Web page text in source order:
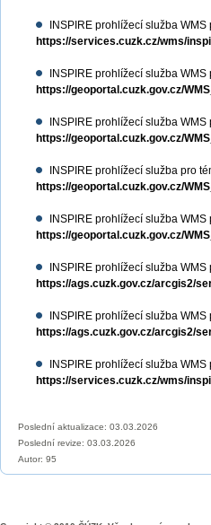
INSPIRE prohlížecí služba
https://services.cuzk.cz/wms/
INSPIRE prohlížecí služba
https://geoportal.cuzk.gov.cz/
INSPIRE prohlížecí služba
https://geoportal.cuzk.gov.cz/
INSPIRE prohlížecí služba pro
https://geoportal.cuzk.gov.cz/
INSPIRE prohlížecí služba
https://geoportal.cuzk.gov.cz/
INSPIRE prohlížecí služba
https://ags.cuzk.gov.cz/arcgis2/
INSPIRE prohlížecí služba
https://ags.cuzk.gov.cz/arcgis2/
INSPIRE prohlížecí služba
https://services.cuzk.cz/wms/
Poslední aktualizace: 03.03.2026
Poslední revize: 03.03.2026
Autor: 95